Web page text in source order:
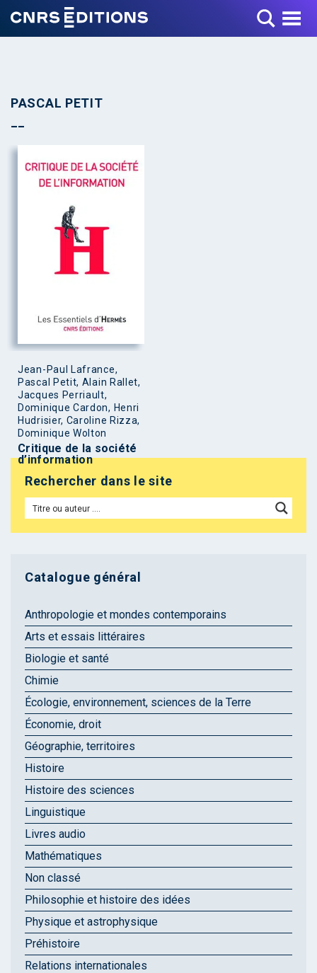
Toggle Menu
PASCAL PETIT
Jean-Paul Lafrance,
Pascal Petit, Alain Rallet,
Jacques Perriault,
Dominique Cardon, Henri
Hudrisier, Caroline Rizza,
Dominique Wolton
Critique de la société
d’information
Rechercher dans le site
Catalogue général
Anthropologie et mondes contemporains
Arts et essais littéraires
Biologie et santé
Chimie
Écologie, environnement, sciences de la Terre
Économie, droit
Géographie, territoires
Histoire
Histoire des sciences
Linguistique
Livres audio
Mathématiques
Non classé
Philosophie et histoire des idées
Physique et astrophysique
Préhistoire
Relations internationales